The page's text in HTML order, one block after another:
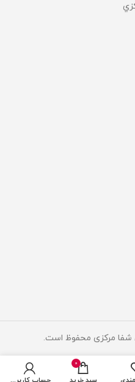
شفا مرکزی محفوظ است.
0